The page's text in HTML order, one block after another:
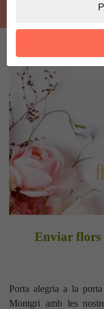
Enviar flors
Porta alegria a la
Montgri amb les